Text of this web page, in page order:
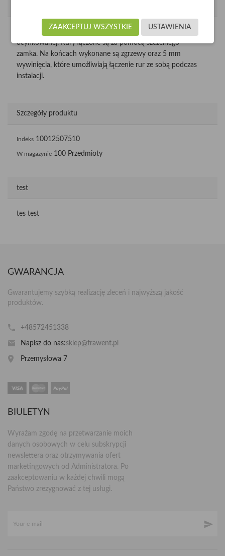
Rura wykonana jest z certyfikowanej, wysokiej jakości blachy
ocynkowanej. Rury łączone są za pomocą szczelnego
zamka. Na końcach wykonane są zgrzewy oraz 5 mm
wywinięcia, które umożliwiają łączenie rur ze sobą podczas
instalacji.
Szczegóły produktu
Indeks 10012507510
W magazynie 100 Przedmioty
test
tes test
GWARANCJA
Gwarantujemy szybką realizację zleceń i najwyższą jakość
produktów.
+48572451338
Napisz do nas:sklep@frawent.pl
Przemysłowa 7
BIULETYN
Wyrażam zgodę na przetwarzanie moich
danych osobowych w celu subskrypcji
newslettera oraz otrzymywania ofert
marketingowych od Administratora. Po
zaakceptowaniu w każdej chwili mogą
Państwo zrezygnować z tej usługi.

USTAWIENIA
ZAAKCEPTUJ WSZYSTKIE